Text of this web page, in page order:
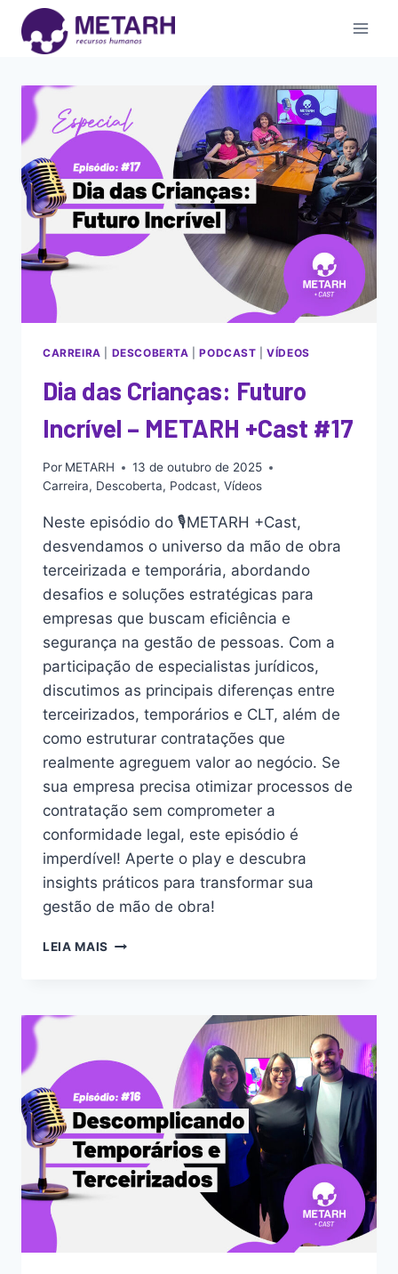
CARREIRA DESCOBERTA |PODCAST |VÍDEOS
Dia das Crianças: Futuro
Incrível – METARH +Cast #17
Por METARH
13 de outubro de 2025
Carreira, Descoberta, Podcast, Vídeos
Neste episódio do 🎙️METARH +Cast,
desvendamos o universo da mão de obra
terceirizada e temporária, abordando
desafios e soluções estratégicas para
empresas que buscam eficiência e
segurança na gestão de pessoas. Com a
participação de especialistas jurídicos,
discutimos as principais diferenças entre
terceirizados, temporários e CLT, além de
como estruturar contratações que
realmente agreguem valor ao negócio. Se
sua empresa precisa otimizar processos de
contratação sem comprometer a
conformidade legal, este episódio é
imperdível! Aperte o play e descubra
insights práticos para transformar sua
gestão de mão de obra!
LEIA MAIS